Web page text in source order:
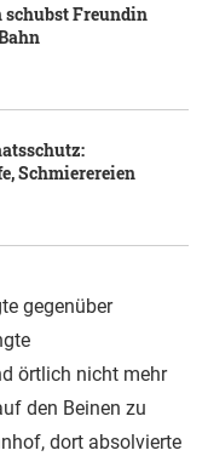
Freundin
Schmierereien
gegenüber
örtlich nicht mehr
den Beinen zu
dort absolvierte